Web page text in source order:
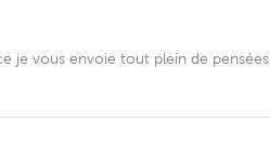
je vous envoie tout plein de pensées